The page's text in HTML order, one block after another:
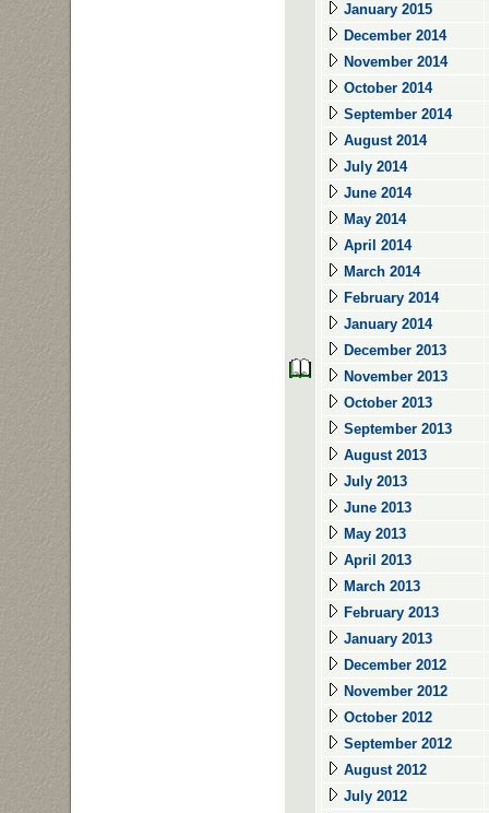
January 2015
December 2014
November 2014
October 2014
September 2014
August 2014
July 2014
June 2014
May 2014
April 2014
March 2014
February 2014
January 2014
December 2013
November 2013
October 2013
September 2013
August 2013
July 2013
June 2013
May 2013
April 2013
March 2013
February 2013
January 2013
December 2012
November 2012
October 2012
September 2012
August 2012
July 2012